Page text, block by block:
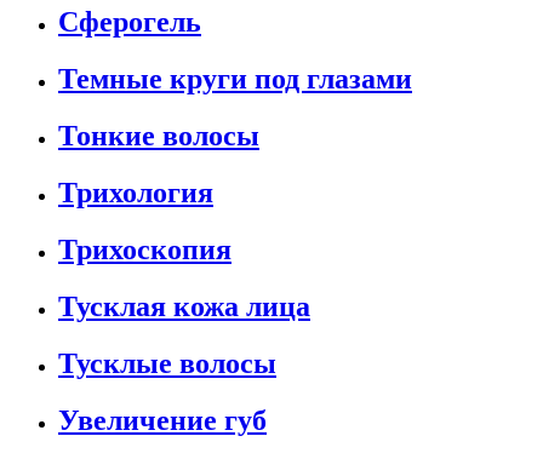
Сферогель
Темные круги под глазами
Тонкие волосы
Трихология
Трихоскопия
Тусклая кожа лица
Тусклые волосы
Увеличение губ